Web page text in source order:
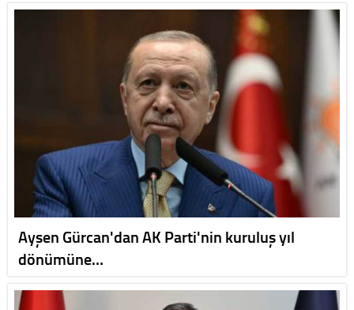
Ayşen Gürcan'dan AK Parti'nin kuruluş yıl
dönümüne…